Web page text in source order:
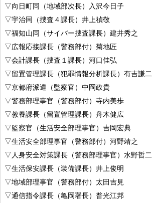
▽向日町同（地域部次長）入沢今日子
▽宇治同（捜査４課長）井上禎敬
▽福知山同（サイバー捜査課長）建井秀之
▽広報応接課長（警務部付）菊地匠
▽会計課長（捜査１課長）河口佳弘
▽留置管理課長（犯罪情報分析課長）有吉謙二
▽京都府派遣（監察官）中岡政貴
▽警務部理事官（警務部付）寺内美歩
▽教養課長（留置管理課長）舟木健広
▽監察官（生活安全部理事官）吉岡宏典
▽生活安全部理事官（警務部付）河野靖之
▽人身安全対策課長（警務部理事官）水野哲二
▽生活保安課長（装備課長）井上俊明
▽地域部理事官（警務部付）太田吉見
▽通信指令課長（亀岡署長）普光江邦